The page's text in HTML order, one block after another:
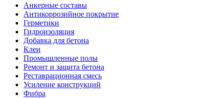
Анкерные составы
Антикоррозийное покрытие
Герметики
Гидроизоляция
Добавка для бетона
Клеи
Промышленные полы
Ремонт и защита бетона
Реставрационная смесь
Усиление конструкций
Фибра